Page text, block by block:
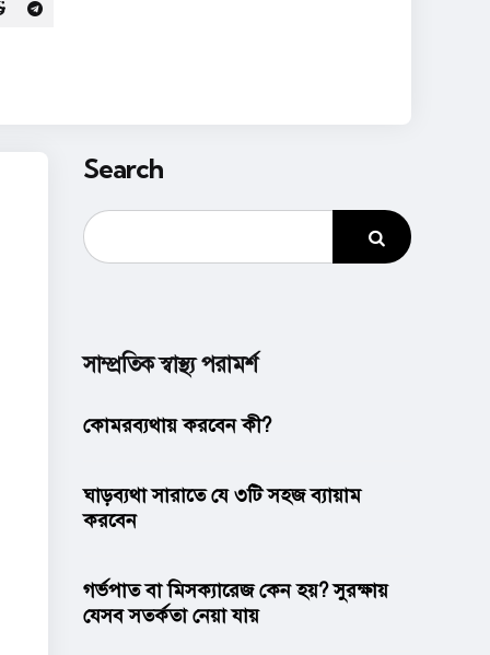
Search
সাম্প্রতিক স্বাস্থ্য পরামর্শ
কোমরব্যথায় করবেন কী?
ঘাড়ব্যথা সারাতে যে ৩টি সহজ ব্যায়াম
করবেন
গর্ভপাত বা মিসক্যারেজ কেন হয়? সুরক্ষায়
যেসব সতর্কতা নেয়া যায়